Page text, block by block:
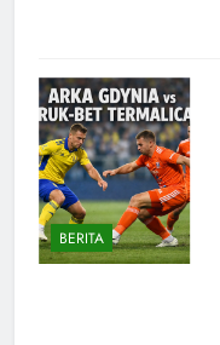
BERITA